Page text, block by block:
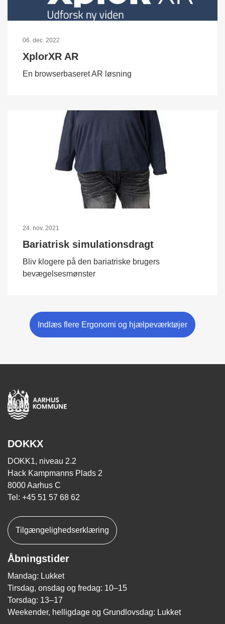
06. dec. 2022
XplorXR AR
En browserbaseret AR løsning
24. nov. 2021
Bariatrisk simulationsdragt
Bliv klogere på den bariatriske brugers
bevægelsesmønster
Indlæs flere Ergonomi og hjælpeværktøjer
DOKKX
DOKK1, niveau 2.2
Hack Kampmanns Plads 2
8000 Aarhus C
Tel: +45 51 57 68 62
Tilgængelighedserklæring
Åbningstider
Mandag: Lukket
Tirsdag, onsdag og fredag: 10–15
Torsdag: 13–17
Weekender, helligdage og Grundlovsdag: Lukket